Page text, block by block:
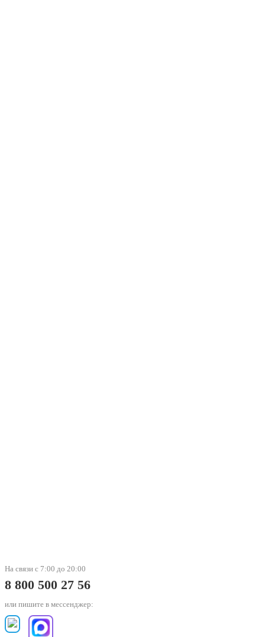
На связи с 7:00 до 20:00
8 800 500 27 56
или пишите в мессенджер: